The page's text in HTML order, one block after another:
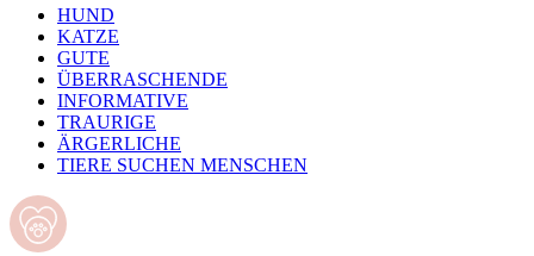
HUND
KATZE
GUTE
ÜBERRASCHENDE
INFORMATIVE
TRAURIGE
ÄRGERLICHE
TIERE SUCHEN MENSCHEN